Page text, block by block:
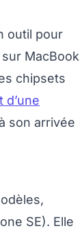
outil pour
MacBook
chipsets
d’une
son arrivée
SE). Elle